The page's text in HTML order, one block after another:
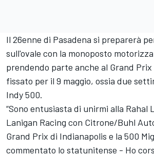
Il 26enne di Pasadena si preparerà
sull'ovale con la monoposto
prendendo parte anche al Grand
fissato per il 9 maggio, ossia due
Indy 500.
“Sono entusiasta di unirmi alla Rahal
Lanigan Racing con Citrone/Buhl
Grand Prix di Indianapolis e la 500
commentato lo statunitense - Ho